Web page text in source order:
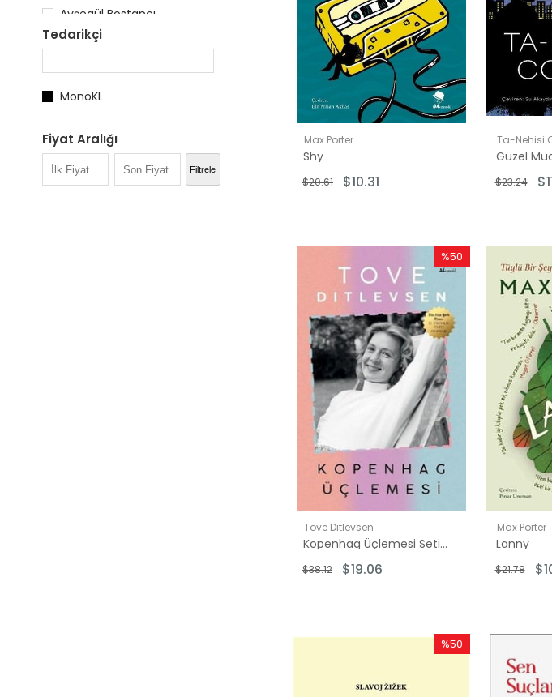
Ayşegül Bostancı
Ayşegül Ergül
Barış Bayıksel
Christian Bobin
Tedarikçi
MonoKL
Fiyat Aralığı
Filtrele
$5.00 - $10.00
$11.00 - $15.00
$35.00 - $50.00
$50.00 üzerinde
Max Porter
Shy
$10.31
$20.61
Ta-Nehisi
Güzel
$23.24
Tove Ditlevsen
Kopenhag Üçlemesi Seti - 3 Kitap Takım - Kutulu
$19.06
$38.12
%50
İndirim
%50İndirim
Max Porter
Lanny
$21.78
%50